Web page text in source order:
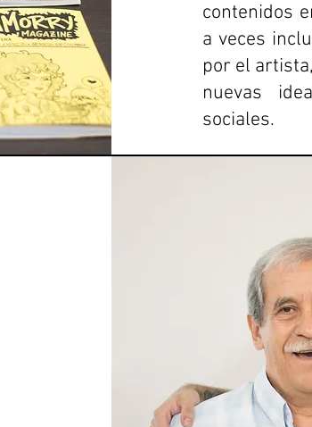
contenidos
a veces
por el
nuevas
sociales.